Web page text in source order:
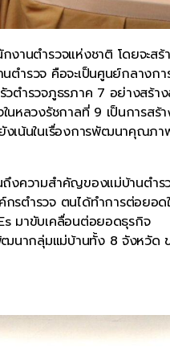
านตำรวจแห่งชาติ โดยจะสร้
ตำรวจ คือจะเป็นศูนย์กลางกา
ตำรวจภูธรภาค 7 อย่างสร้า
หลวงรัชกาลที่ 9 เป็นการสร้
งเน้นในเรื่องการพัฒนาคุณภ
ถึงความสำคัญของแม่บ้านตำร
รตำรวจ ตนได้ทำการต่อยอด
มาขับเคลื่อนต่อยอดธุรกิจ
พัฒนากลุ่มแม่บ้านทั้ง 8 จังหวัด